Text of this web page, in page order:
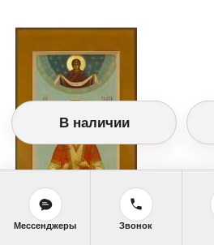
В наличии
Мессенджеры Звонок